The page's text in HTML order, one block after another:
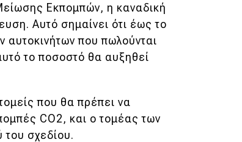
Εκπομπών, η καναδική
Αυτό σημαίνει ότι έως το
αυτοκινήτων που πωλούνται
το ποσοστό θα αυξηθεί
που θα πρέπει να
CO2, και ο τομέας των
σχεδίου.